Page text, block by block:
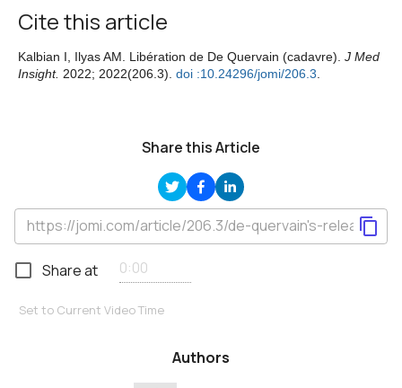
Cite this article
Kalbian I, Ilyas AM. Libération de De Quervain (cadavre). J Med
Insight. 2022; 2022(206.3). doi :10.24296/jomi/206.3
Share this Article
Share at
Set to Current Video Time
Authors